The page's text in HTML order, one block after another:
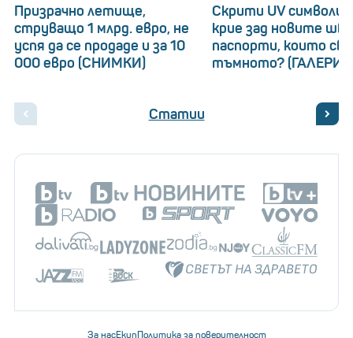
Призрачно летище,
струващо 1 млрд. евро, не
успя да се продаде и за 10
000 евро (СНИМКИ)
Скрити UV символи:
крие зад новите
паспорти, които
тъмното?
Статии
За насЕкипПолитика за поверителност